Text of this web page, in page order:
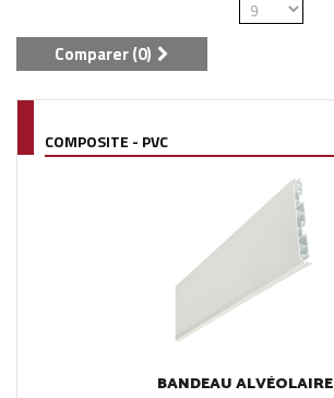
Comparer (0)
COMPOSITE - PVC
BANDEAU ALVÉOLAIRE